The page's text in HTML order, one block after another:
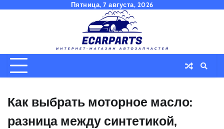
Пятница, 7 августа, 2026
Как выбрать моторное масло:
разница между синтетикой,